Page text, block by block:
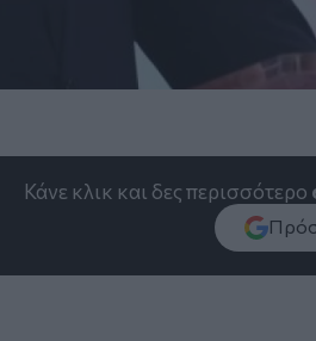
Κάνε κλικ και δες περισσότερο